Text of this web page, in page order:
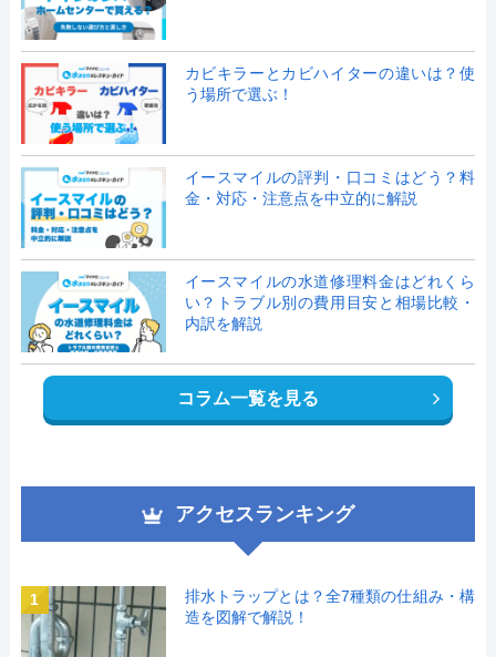
カビキラーとカビハイターの違いは？使
う場所で選ぶ！
イースマイルの評判・口コミはどう？料
金・対応・注意点を中立的に解説
イースマイルの水道修理料金はどれくら
い？トラブル別の費用目安と相場比較・
内訳を解説
コラム一覧を見る
アクセスランキング
1
排水トラップとは？全7種類の仕組み・構
造を図解で解説！